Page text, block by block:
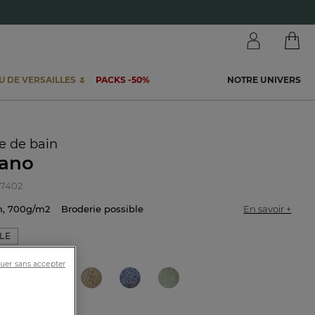
DE VERSAILLES 🌷 PACKS -50% NOTRE UNIVERS
de bain
700g/m2 Broderie possible En savoir +
sans accepter